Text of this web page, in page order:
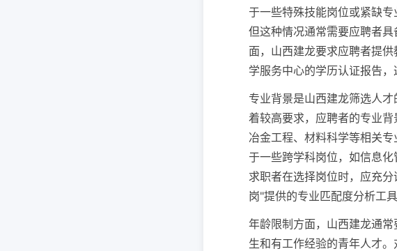
于一些特殊技能岗位或紧缺
但这种情况通常需要应聘者
面，山西建龙要求应聘者提
学服务中心的学历认证报告，
专业背景是山西建龙筛选人
着较高要求，应聘者的专业
冶金工程、材料科学等相关
于一些跨学科岗位，如信息
求职者在选择岗位时，应充
岗"提供的专业匹配度分析工
年龄限制方面，山西建龙通
生和有工作经验的青年人才